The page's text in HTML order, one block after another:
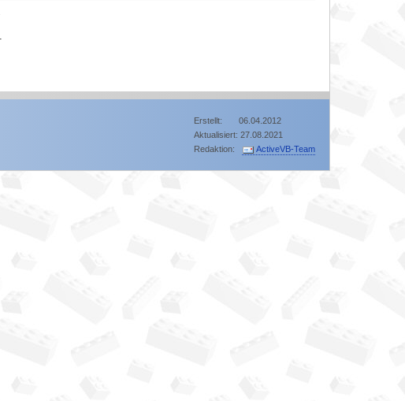
Erstellt: 06.04.2012
Aktualisiert: 27.08.2021
Redaktion:
ActiveVB-Team